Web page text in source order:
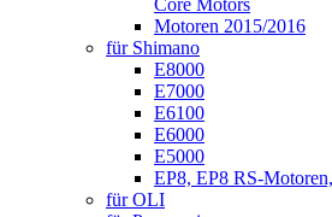
Core Motors
Motoren 2015/2016
für Shimano
E8000
E7000
E6100
E6000
E5000
EP8, EP8 RS-
für OLI